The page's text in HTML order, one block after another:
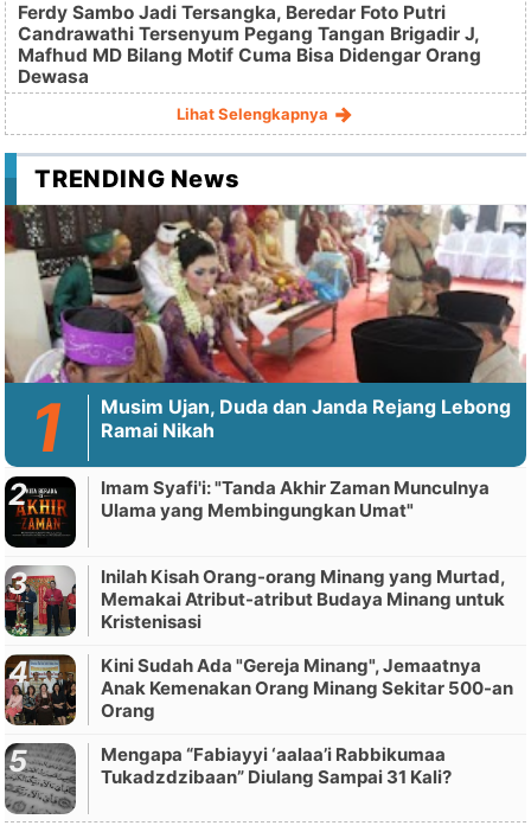
Ferdy Sambo Jadi Tersangka, Beredar Foto Putri
Candrawathi Tersenyum Pegang Tangan Brigadir J,
Mafhud MD Bilang Motif Cuma Bisa Didengar Orang
Dewasa
Lihat Selengkapnya
TRENDING News
Musim Ujan, Duda dan Janda Rejang Lebong
Ramai Nikah
Imam Syafi'i: "Tanda Akhir Zaman Munculnya
Ulama yang Membingungkan Umat"
Inilah Kisah Orang-orang Minang yang Murtad,
Memakai Atribut-atribut Budaya Minang untuk
Kristenisasi
Kini Sudah Ada "Gereja Minang", Jemaatnya
Anak Kemenakan Orang Minang Sekitar 500-an
Orang
Mengapa “Fabiayyi ‘aalaa’i Rabbikumaa
Tukadzdzibaan” Diulang Sampai 31 Kali?